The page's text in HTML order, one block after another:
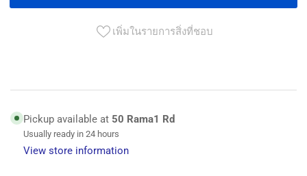
น้ำมัน
OIL
Machine
Oil
-
น้ำมัน
จักร
OIL
Machine
Oil
-
เพิ่มในรายการสิ่งที่ชอบ
Pickup available at 50 Rama1 Rd
Usually ready in 24 hours
View store information